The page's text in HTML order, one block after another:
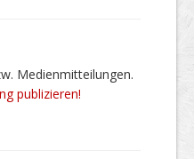
Medienmitteilungen.
publizieren!